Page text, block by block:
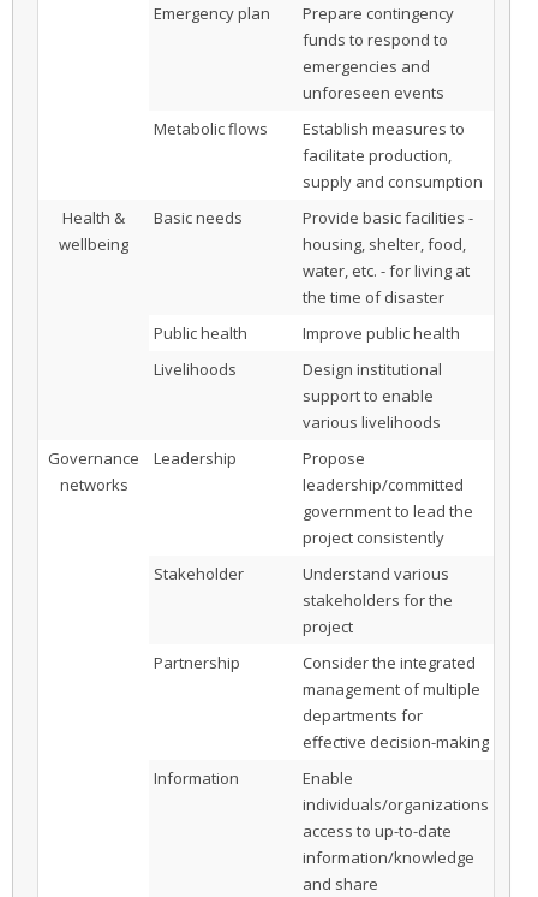
Emergency plan
Prepare contingency
funds to respond to
emergencies and
unforeseen events
Metabolic flows
Establish measures to
facilitate production,
supply and consumption
Health &
wellbeing
Basic needs
Provide basic facilities -
housing, shelter, food,
water, etc. - for living at
the time of disaster
Public health
Improve public health
Livelihoods
Design institutional
support to enable
various livelihoods
Governance
networks
Leadership
Propose
leadership/committed
government to lead the
project consistently
Stakeholder
Understand various
stakeholders for the
project
Partnership
Consider the integrated
management of multiple
departments for
effective decision-making
Information
Enable
individuals/organizations
access to up-to-date
information/knowledge
and share